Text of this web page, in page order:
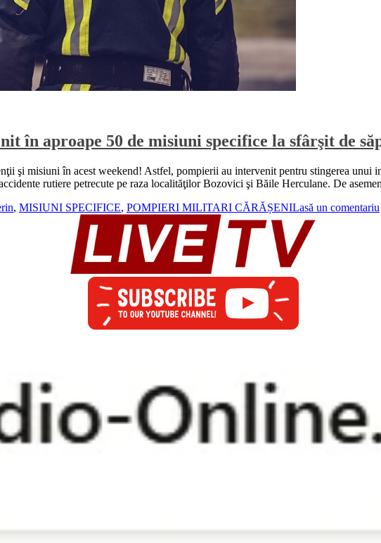
în aproape 50 de misiuni specifice la sfârşit de
şi misiuni în acest weekend! Astfel, pompierii au intervenit pentru stingerea unui
rutiere petrecute pe raza localităţilor Bozovici şi Băile Herculane. De
, MISIUNI SPECIFICE, POMPIERI MILITARI CĂRĂȘENILasă un comentariu